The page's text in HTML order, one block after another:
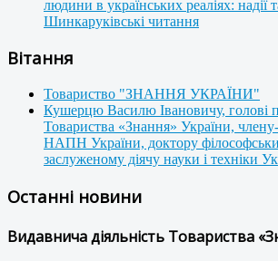
людини в українських реаліях: надії
Шинкаруківські читання
Вітання
Товариство "ЗНАННЯ УКРАЇНИ"
Кушерцю Василю Івановичу, голові
Товариства «Знання» України,
НАПН України, доктору
заслуженому діячу науки і техніки
Останні новини
Видавнича діяльність Товариства